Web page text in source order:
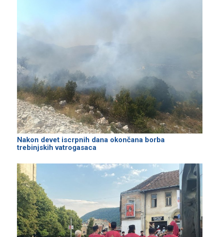
Nakon devet iscrpnih dana okončana borba
trebinjskih vatrogasaca